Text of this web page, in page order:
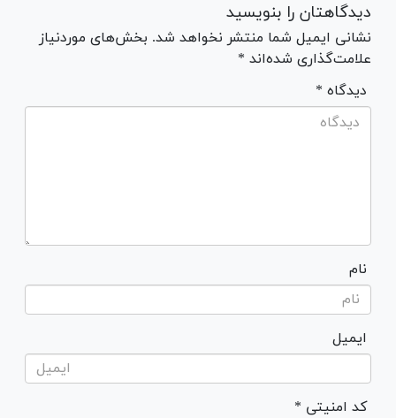
دیدگاهتان را بنویسید
نشانی ایمیل شما منتشر نخواهد شد. بخش‌های موردنیاز
علامت‌گذاری شده‌اند *
* دیدگاه
نام
ایمیل
* کد امنیتی